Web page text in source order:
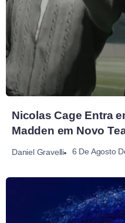
Nicolas Cage Entra
Madden em Novo
Daniel Gravelli 6 De Agosto